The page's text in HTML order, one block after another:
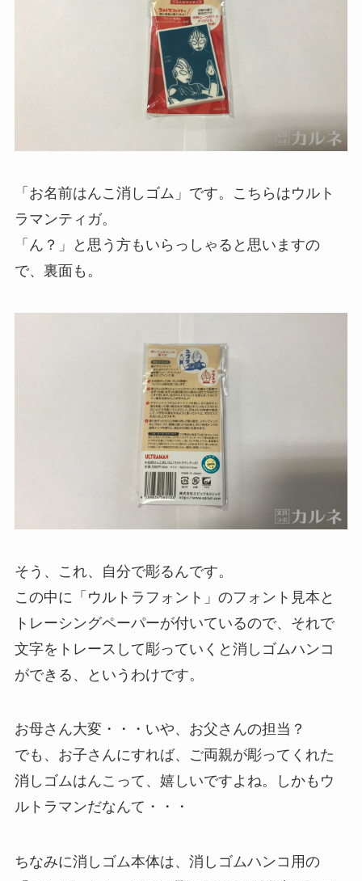
「お名前はんこ消しゴム」です。こちらはウルト
ラマンティガ。
「ん？」と思う方もいらっしゃると思いますの
で、裏面も。
そう、これ、自分で彫るんです。
この中に「ウルトラフォント」のフォント見本と
トレーシングペーパーが付いているので、それで
文字をトレースして彫っていくと消しゴムハンコ
ができる、というわけです。
お母さん大変・・・いや、お父さんの担当？
でも、お子さんにすれば、ご両親が彫ってくれた
消しゴムはんこって、嬉しいですよね。しかもウ
ルトラマンだなんて・・・
ちなみに消しゴム本体は、消しゴムハンコ用の